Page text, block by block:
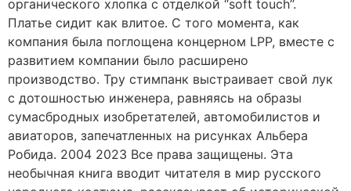
органического хлопка с отделкой “soft touch”.
Платье сидит как влитое. С того момента, как
компания была поглощена концерном LPP, вместе с
развитием компании было расширено
производство. Тру стимпанк выстраивает свой лук
с дотошностью инженера, равняясь на образы
сумасбродных изобретателей, автомобилистов и
авиаторов, запечатленных на рисунках Альбера
Робида. 2004 2023 Все права защищены. Эта
необычная книга вводит читателя в мир русского